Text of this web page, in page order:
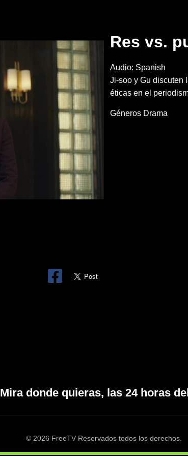
Res vs.
Audio: Spanish
Ji-soo y Gu discuten
éticas en el
Géneros Drama
Mira donde quieras, las 24 horas
© 2026 FreeTV Reservados todos los derechos.